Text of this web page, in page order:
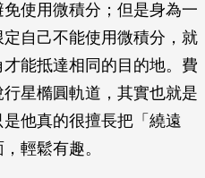
使用微積分；但是身為一
自己不能使用微積分，就
能抵達相同的目的地。費
星橢圓軌道，其實也就是
他真的很擅長把「繞遠
輕鬆有趣。